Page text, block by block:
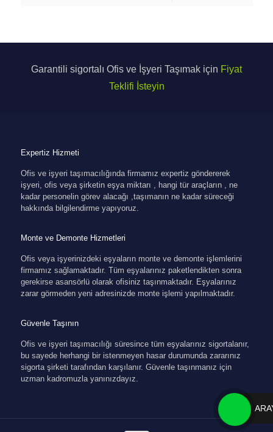
Garantili sigortalı Ofis ve İşyeri Taşımak için Fiyat
Teklifi İsteyin
Expertiz Hizmeti
Ofis ve işyeri taşımacılığında firmamız expertiz göndererek
işyeri, ofis veya şirketin eşya miktarı , hangi tür araçların , ne
kadar personelin görev alacağı ,taşımanın ne kadar süreceği
hakkında bilgilendirme yapıyoruz.
Monte ve Demonte Hizmetleri
Ofis veya işyerinizdeki eşyaların monte ve demonte işlemlerini
firmamız sağlamaktadır. Tüm eşyalarınız paketlendikten sonra
gerekirse asansörlü olarak ofisiniz taşınmaktadır. Eşyalarınız
zarar görmeden yeni adresinizde monte işlemi yapılmaktadır.
Güvenle Taşının
Ofis ve işyeri taşımacılığı süresince tüm eşyalarınız sigortalanır,
bu sayede herhangi bir istenmeyen hasar durumunda zararınız
sigorta şirketi tarafından karşılanır. Güvenle taşınmanız için
uzman kadromuzla yanınızdayız.